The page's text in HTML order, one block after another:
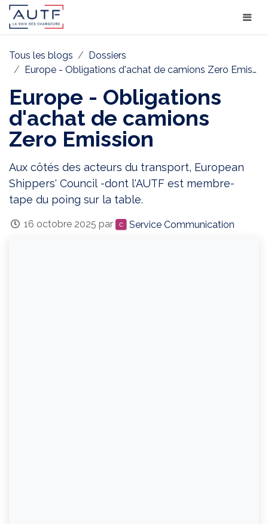
Tous les blogs
Dossiers
Europe - Obligations d'achat de camions Zero Emission
Europe - Obligations
d'achat de camions
Zero Emission
Aux côtés des acteurs du transport, European
Shippers' Council -dont l'AUTF est membre-
tape du poing sur la table.
16 octobre 2025 par Service Communication